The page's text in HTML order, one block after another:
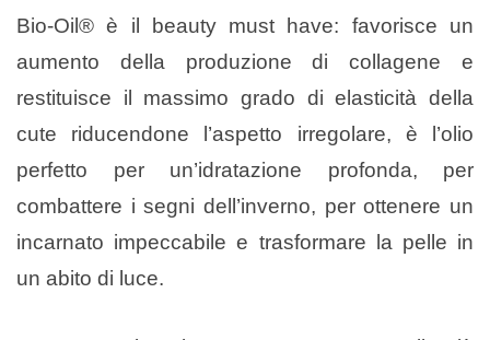
Bio-Oil® è il beauty must have: favorisce un
aumento della produzione di collagene e
restituisce il massimo grado di elasticità della
cute riducendone l’aspetto irregolare, è l’olio
perfetto per un’idratazione profonda, per
combattere i segni dell’inverno, per ottenere un
incarnato impeccabile e trasformare la pelle in
un abito di luce.